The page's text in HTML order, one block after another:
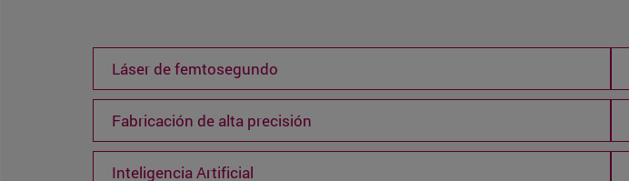
Láser de femtosegundo
Fabricación de alta precisión
Inteligencia Artificial